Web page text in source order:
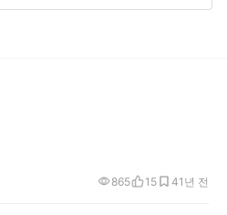
1년 전
865 15 4